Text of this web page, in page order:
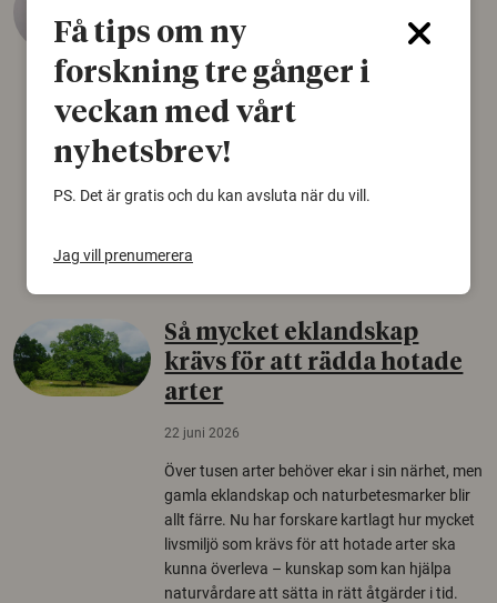
Det som arkeologer länge trodde var en
björnfäll visar sig vara delar av en 2000 år
gammal sko. Fyndet bär spår av romerskt
Norden.
Så mycket eklandskap
krävs för att rädda hotade
arter
22 juni 2026
Över tusen arter behöver ekar i sin närhet, men
gamla eklandskap och naturbetesmarker blir
allt färre. Nu har forskare kartlagt hur mycket
livsmiljö som krävs för att hotade arter ska
kunna överleva – kunskap som kan hjälpa
naturvårdare att sätta in rätt åtgärder i tid.
Få tips om ny
forskning tre gånger i
veckan med vårt
nyhetsbrev!
PS. Det är gratis och du kan avsluta när du vill.
Jag vill prenumerera